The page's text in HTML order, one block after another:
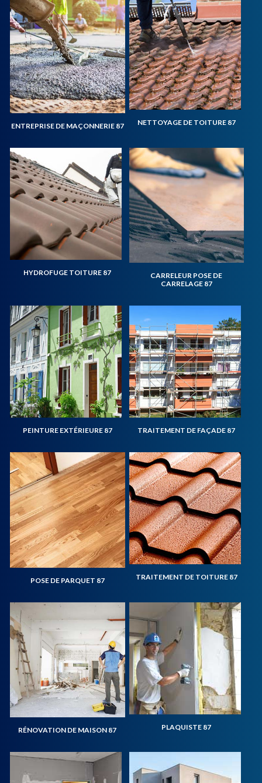
ENTREPRISE DE MAÇONNERIE 87 NETTOYAGE DE TOITURE 87
HYDROFUGE TOITURE 87
CARRELEUR POSE DE
CARRELAGE 87
PEINTURE EXTÉRIEURE 87 TRAITEMENT DE FAÇADE 87
POSE DE PARQUET 87 TRAITEMENT DE TOITURE 87
RÉNOVATION DE MAISON 87 PLAQUISTE 87